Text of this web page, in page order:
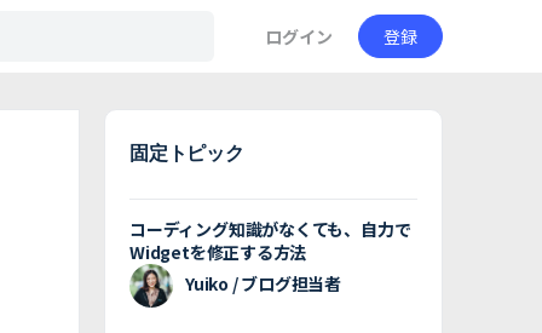
ログイン 登録
固定トピック
コーディング知識がなくても、自力で
Widgetを修正する方法
Yuiko / ブログ担当者